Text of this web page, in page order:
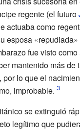
regente (el futuro
actuaba como
esposa «repudiada»
fue visto
mantenido más de
lo que el
improbable.
se extinguió
legítimo que